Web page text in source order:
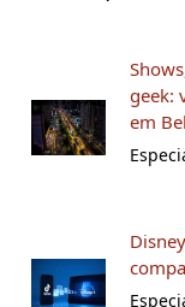
geek:
em